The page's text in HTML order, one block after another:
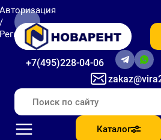
+7(495)228-04-06
Каталог